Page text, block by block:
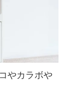
やカラボや